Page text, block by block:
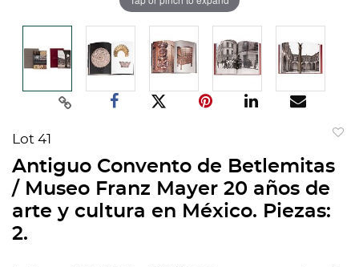
Lot 41
Antiguo Convento de Betlemitas
/ Museo Franz Mayer 20 años de
arte y cultura en México. Piezas:
2.